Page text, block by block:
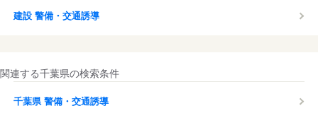
建設 警備・交通誘導
関連する千葉県の検索条件
千葉県 警備・交通誘導